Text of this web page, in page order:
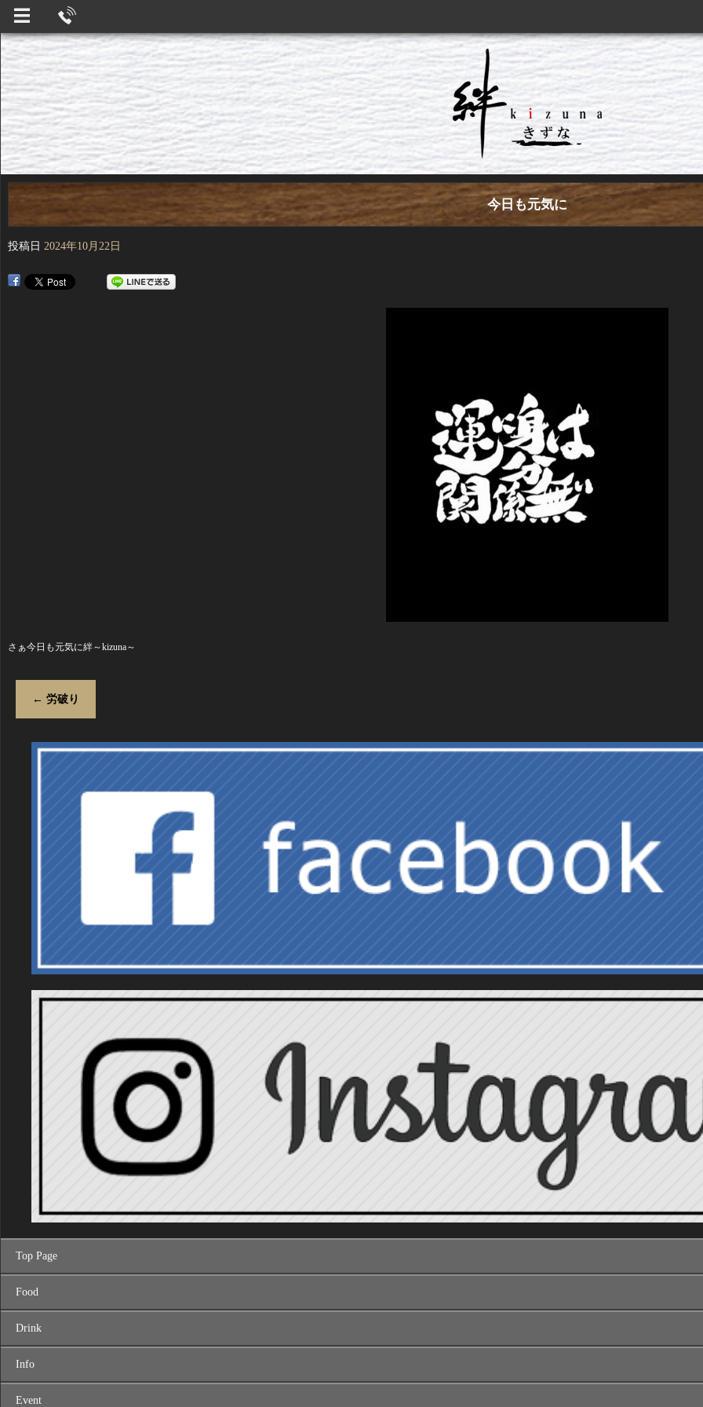
今日も元気に
投稿日 2024年10月22日
さぁ今日も元気に絆～kizuna～
← 労破り
Top Page
Food
Drink
Info
Event